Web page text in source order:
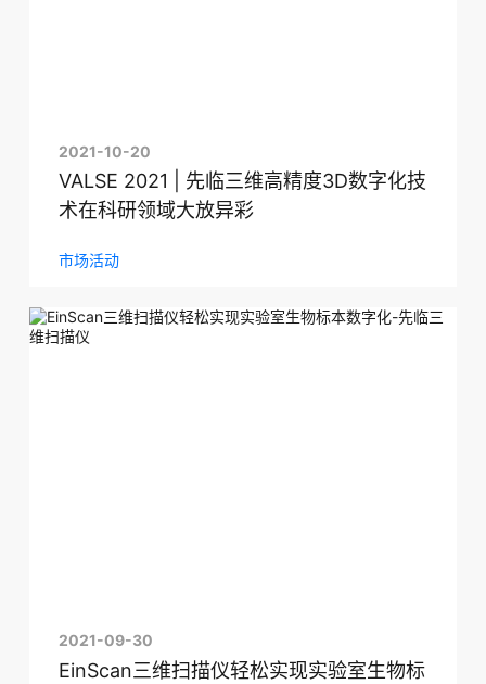
2021-10-20
VALSE 2021 | 先临三维高精度3D数字化技
术在科研领域大放异彩
市场活动
2021-09-30
EinScan三维扫描仪轻松实现实验室生物标